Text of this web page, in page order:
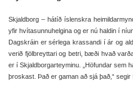
Skjaldborg – hátíð íslenskra
yfir hvítasunnuhelgina og er nú haldin í
Dagskráin er sérlega krassandi í ár og
verið fjölbreyttari og betri, bæði hvað
er í Skjaldborgarteyminu. „Höfundar sem
þroskast. Það er gaman að sjá það,“ segir